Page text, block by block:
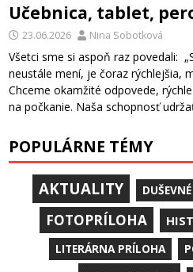
Učebnica, tablet,
23.06.2026 Nina Sobotková
Všetci sme si aspoň raz povedali:
neustále mení, je čoraz rýchlejšia,
Chceme okamžité odpovede,
na počkanie. Naša schopnosť
POPULÁRNE TÉMY
AKTUALITY
FOTOPRÍLOHA
LITERÁRNA PRÍLOHA